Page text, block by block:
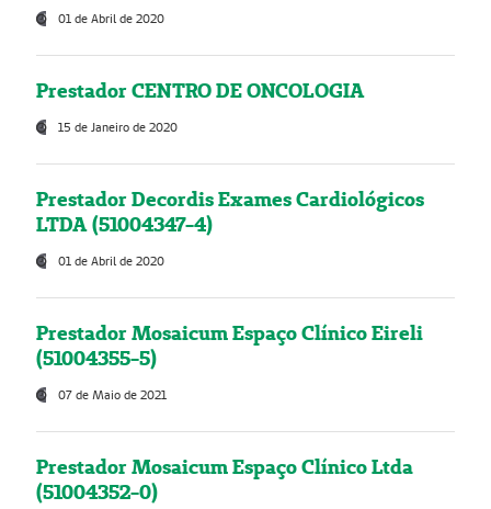
01 de Abril de 2020
Prestador CENTRO DE ONCOLOGIA
15 de Janeiro de 2020
Prestador Decordis Exames Cardiológicos
LTDA (51004347-4)
01 de Abril de 2020
Prestador Mosaicum Espaço Clínico Eireli
(51004355-5)
07 de Maio de 2021
Prestador Mosaicum Espaço Clínico Ltda
(51004352-0)